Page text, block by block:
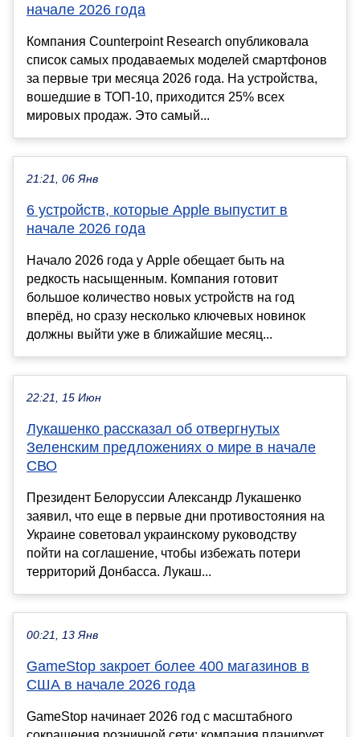
начале 2026 года
Компания Counterpoint Research опубликовала
список самых продаваемых моделей смартфонов
за первые три месяца 2026 года. На устройства,
вошедшие в ТОП-10, приходится 25% всех
мировых продаж. Это самый...
21:21, 06 Янв
6 устройств, которые Apple выпустит в
начале 2026 года
Начало 2026 года у Apple обещает быть на
редкость насыщенным. Компания готовит
большое количество новых устройств на год
вперёд, но сразу несколько ключевых новинок
должны выйти уже в ближайшие месяц...
22:21, 15 Июн
Лукашенко рассказал об отвергнутых
Зеленским предложениях о мире в начале
СВО
Президент Белоруссии Александр Лукашенко
заявил, что еще в первые дни противостояния на
Украине советовал украинскому руководству
пойти на соглашение, чтобы избежать потери
территорий Донбасса. Лукаш...
00:21, 13 Янв
GameStop закроет более 400 магазинов в
США в начале 2026 года
GameStop начинает 2026 год с масштабного